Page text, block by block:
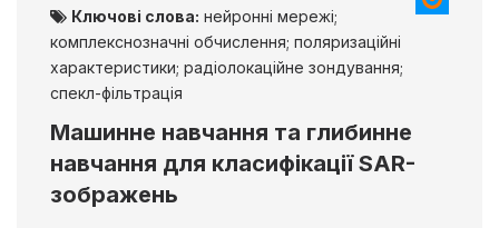
Ключові слова: нейронні мережі;
комплекснозначні обчислення; поляризаційні
характеристики; радіолокаційне зондування;
спекл-фільтрація
Машинне навчання та глибинне
навчання для класифікації SAR-
зображень